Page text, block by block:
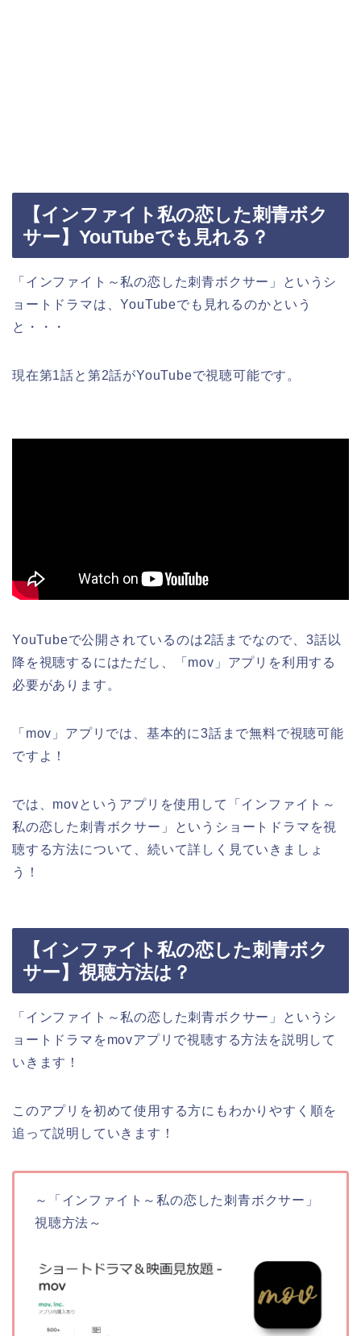
【インファイト私の恋した刺青ボク
サー】YouTubeでも見れる？
「インファイト～私の恋した刺青ボクサー」というシ
ョートドラマは、YouTubeでも見れるのかという
と・・・
現在第1話と第2話がYouTubeで視聴可能です。
YouTubeで公開されているのは2話までなので、3話以
降を視聴するにはただし、「mov」アプリを利用する
必要があります。
「mov」アプリでは、基本的に3話まで無料で視聴可能
ですよ！
では、movというアプリを使用して「インファイト～
私の恋した刺青ボクサー」というショートドラマを視
聴する方法について、続いて詳しく見ていきましょ
う！
【インファイト私の恋した刺青ボク
サー】視聴方法は？
「インファイト～私の恋した刺青ボクサー」というシ
ョートドラマをmovアプリで視聴する方法を説明して
いきます！
このアプリを初めて使用する方にもわかりやすく順を
追って説明していきます！
～「インファイト～私の恋した刺青ボクサー」
視聴方法～